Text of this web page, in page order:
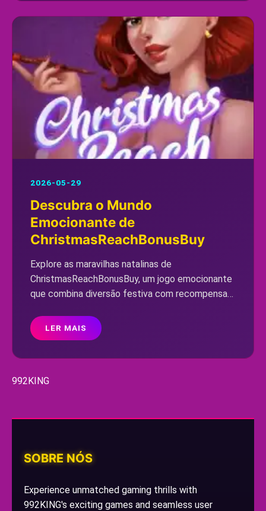
2026-05-29
Descubra o Mundo
Emocionante de
ChristmasReachBonusBuy
Explore as maravilhas natalinas de
ChristmasReachBonusBuy, um jogo emocionante
que combina diversão festiva com recompensas
LER MAIS
992KING
SOBRE NÓS
Experience unmatched gaming thrills with
992KING's exciting games and seamless user